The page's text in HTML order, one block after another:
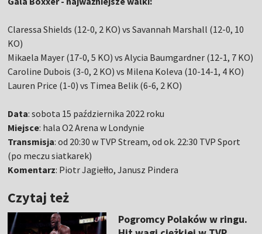
Claressa Shields (12-0, 2 KO) vs Savannah Marshall (12-0, 10
KO)
Mikaela Mayer (17-0, 5 KO) vs Alycia Baumgardner (12-1, 7 KO)
Caroline Dubois (3-0, 2 KO) vs Milena Koleva (10-14-1, 4 KO)
Lauren Price (1-0) vs Timea Belik (6-6, 2 KO)
Data: sobota 15 października 2022 roku
Miejsce: hala O2 Arena w Londynie
Transmisja: od 20:30 w TVP Stream, od ok. 22:30 TVP Sport
(po meczu siatkarek)
Komentarz: Piotr Jagiełło, Janusz Pindera
Czytaj też
Pogromcy Polaków w ringu.